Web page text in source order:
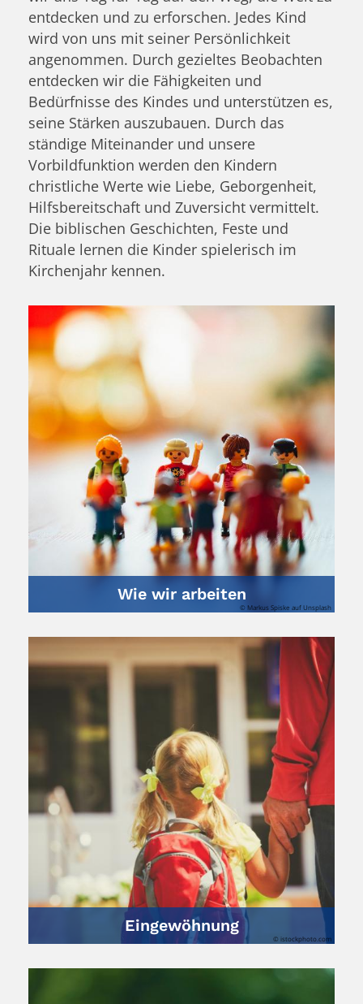
entdecken und zu erforschen. Jedes Kind
wird von uns mit seiner Persönlichkeit
angenommen. Durch gezieltes Beobachten
entdecken wir die Fähigkeiten und
Bedürfnisse des Kindes und unterstützen es,
seine Stärken auszubauen. Durch das
ständige Miteinander und unsere
Vorbildfunktion werden den Kindern
christliche Werte wie Liebe, Geborgenheit,
Hilfsbereitschaft und Zuversicht vermittelt.
Die biblischen Geschichten, Feste und
Rituale lernen die Kinder spielerisch im
Kirchenjahr kennen.
Wie wir arbeiten
© Markus Spiske auf Unsplash
Eingewöhnung
© istockphoto.com